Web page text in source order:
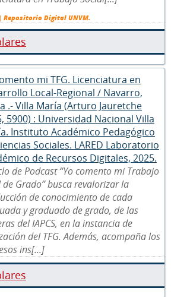
| Repositorio Digital UNVM.
mi TFG. Licenciatura en
Local-Regional / Navarro,
.- Villa María (Arturo Jauretche
5900) : Universidad Nacional Villa
Instituto Académico Pedagógico
Sociales. LARED Laboratorio
de Recursos Digitales, 2025.
de Podcast “Yo comento mi Trabajo
de Grado” busca revalorizar la
de conocimiento de cada
y graduado de grado, de las
del IAPCS, en la instancia de
del TFG. Además, acompaña los
ins[...]